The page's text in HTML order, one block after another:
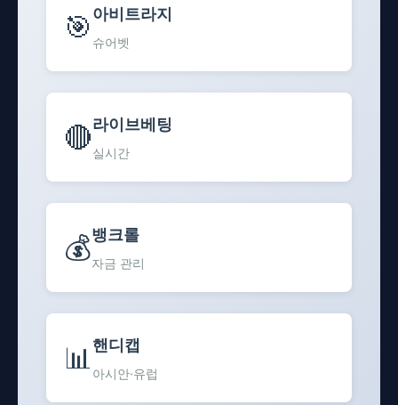
🎯 아비트라지
슈어벳
🔴라이브베팅
실시간
💰뱅크롤
자금 관리
📊 핸디캡
아시안·유럽